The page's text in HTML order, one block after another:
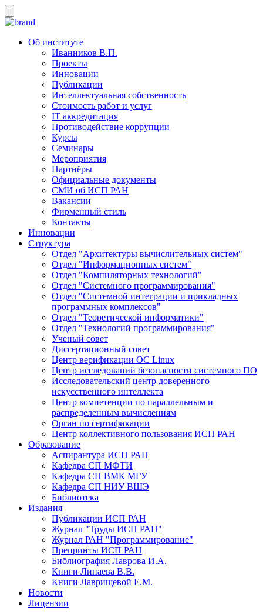
Об институте
Иванников В.П.
Проекты
Инновации
Публикации
Интеллектуальная собственность
Стоимость работ и услуг
IT аккредитация
Противодействие коррупции
Курсы
Семинары
Мероприятия
Партнёры
Официальные документы
СМИ об ИСП РАН
Вакансии
Фирменный стиль
Контакты
Инновации
Структура
Отдел "Архитектуры вычислительных систем"
Отдел "Информационных систем"
Отдел "Компиляторных технологий"
Отдел "Системного программирования"
Отдел "Системной интеграции и прикладных
программных комплексов"
Отдел "Теоретической информатики"
Отдел "Технологий программирования"
Ученый совет
Диссертационный совет
Центр верификации ОС Linux
Центр исследований безопасности системного ПО
Исследовательский центр доверенного
искусственного интеллекта
Центр компетенции по параллельным и
распределенным вычислениям
Орган по сертификации
Центр коллективного пользования ИСП РАН
Образование
Аспирантура ИСП РАН
Кафедра СП МФТИ
Кафедра СП ВМК МГУ
Кафедра СП НИУ ВШЭ
Библиотека
Издания
Публикации ИСП РАН
Журнал "Труды ИСП РАН"
Журнал РАН "Программирование"
Препринты ИСП РАН
Библиография Лаврова И.А.
Книги Липаева В.В.
Книги Лаврищевой Е.М.
Новости
Лицензии